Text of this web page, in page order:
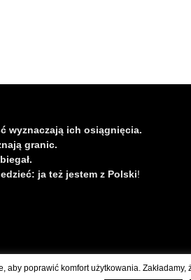
wyznaczają ich osiągnięcia.
granic.
ja też jestem z Polski!
aby poprawić komfort użytkowania.